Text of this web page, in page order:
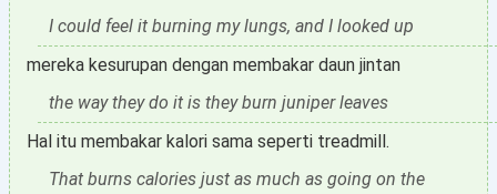
I could feel it burning my lungs, and I looked up
mereka kesurupan dengan membakar daun jintan
the way they do it is they burn juniper leaves
Hal itu membakar kalori sama seperti treadmill.
That burns calories just as much as going on the